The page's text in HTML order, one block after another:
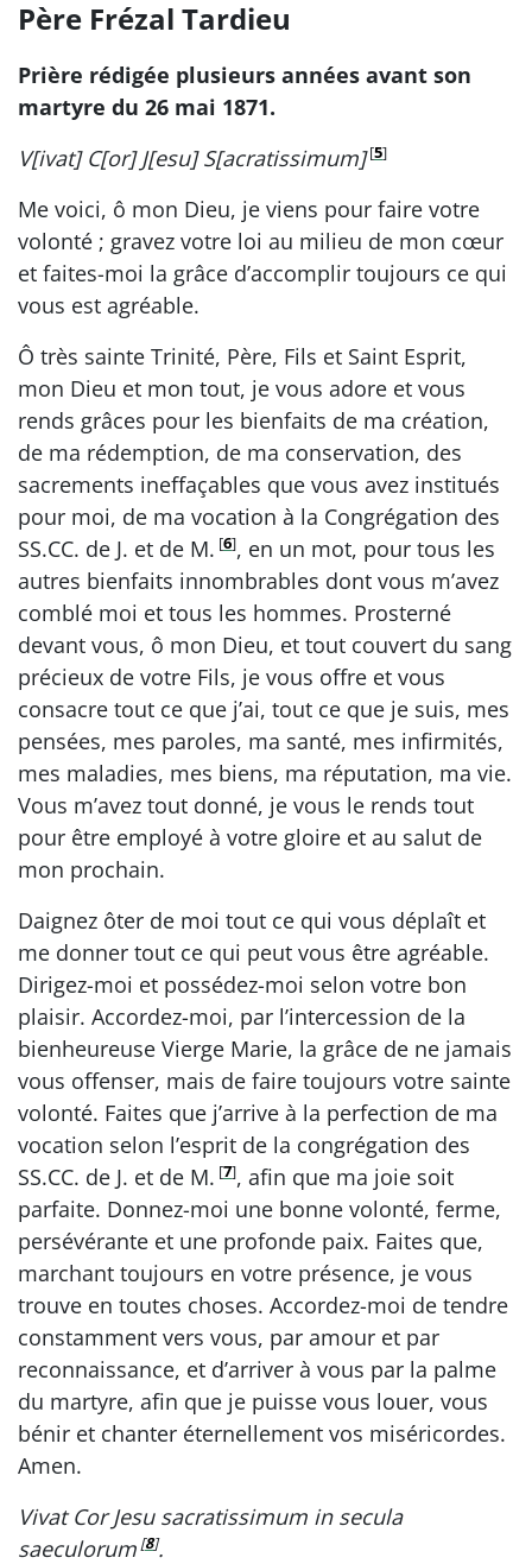
Père Frézal Tardieu
Prière rédigée plusieurs années avant son
martyre du 26 mai 1871.
V[ivat] C[or] J[esu] S[acratissimum][5]
Me voici, ô mon Dieu, je viens pour faire votre
volonté ; gravez votre loi au milieu de mon cœur
et faites-moi la grâce d’accomplir toujours ce qui
vous est agréable.
Ô très sainte Trinité, Père, Fils et Saint Esprit,
mon Dieu et mon tout, je vous adore et vous
rends grâces pour les bienfaits de ma création,
de ma rédemption, de ma conservation, des
sacrements ineffaçables que vous avez institués
pour moi, de ma vocation à la Congrégation des
SS.CC. de J. et de M. [6], en un mot, pour tous les
autres bienfaits innombrables dont vous m’avez
comblé moi et tous les hommes. Prosterné
devant vous, ô mon Dieu, et tout couvert du sang
précieux de votre Fils, je vous offre et vous
consacre tout ce que j’ai, tout ce que je suis, mes
pensées, mes paroles, ma santé, mes infirmités,
mes maladies, mes biens, ma réputation, ma vie.
Vous m’avez tout donné, je vous le rends tout
pour être employé à votre gloire et au salut de
mon prochain.
Daignez ôter de moi tout ce qui vous déplaît et
me donner tout ce qui peut vous être agréable.
Dirigez-moi et possédez-moi selon votre bon
plaisir. Accordez-moi, par l’intercession de la
bienheureuse Vierge Marie, la grâce de ne jamais
vous offenser, mais de faire toujours votre sainte
volonté. Faites que j’arrive à la perfection de ma
vocation selon l’esprit de la congrégation des
SS.CC. de J. et de M. [7], afin que ma joie soit
parfaite. Donnez-moi une bonne volonté, ferme,
persévérante et une profonde paix. Faites que,
marchant toujours en votre présence, je vous
trouve en toutes choses. Accordez-moi de tendre
constamment vers vous, par amour et par
reconnaissance, et d’arriver à vous par la palme
du martyre, afin que je puisse vous louer, vous
bénir et chanter éternellement vos miséricordes.
Amen.
Vivat Cor Jesu sacratissimum in secula
saeculorum [8].